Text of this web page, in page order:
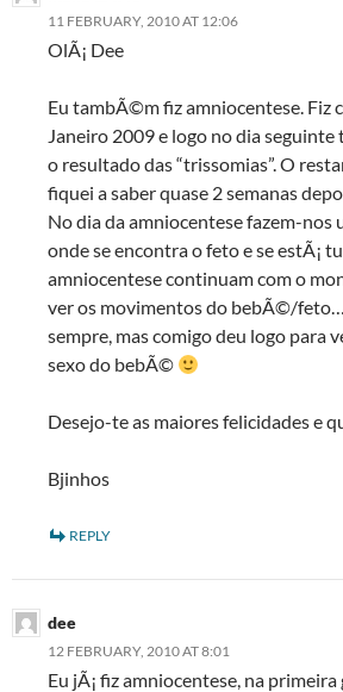
11 FEBRUARY, 2010 AT 12:06
OlÃ¡ Dee
Eu tambÃ©m fiz amniocentese. Fiz
Janeiro 2009 e logo no dia
o resultado das “trissomias”. O
fiquei a saber quase 2 semanas
No dia da amniocentese fazem-nos
onde se encontra o feto e se estÃ¡
amniocentese continuam com o
ver os movimentos do bebÃ©/
sempre, mas comigo deu logo para
sexo do bebÃ©
Desejo-te as maiores felicidades e
Bjinhos
REPLY
dee
12 FEBRUARY, 2010 AT 8:01
Eu jÃ¡ fiz amniocentese, na